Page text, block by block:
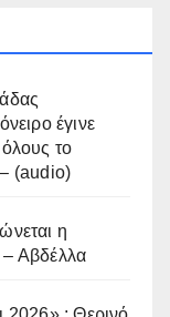
έγινε
το
(audio)
η
Αβδέλλα